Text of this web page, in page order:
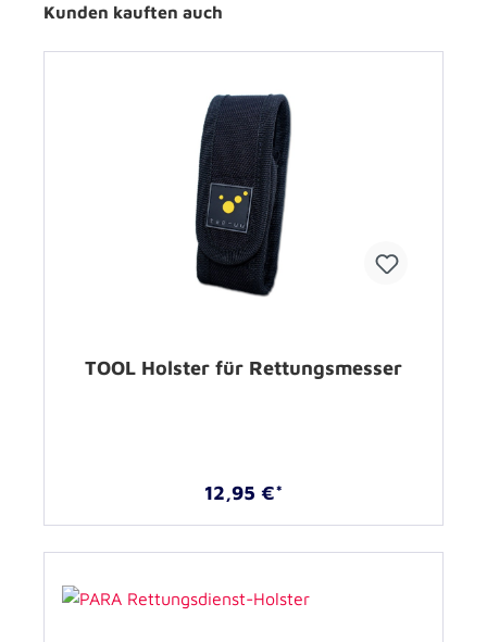
Kunden kauften auch
TOOL Holster für Rettungsmesser
12,95 €*